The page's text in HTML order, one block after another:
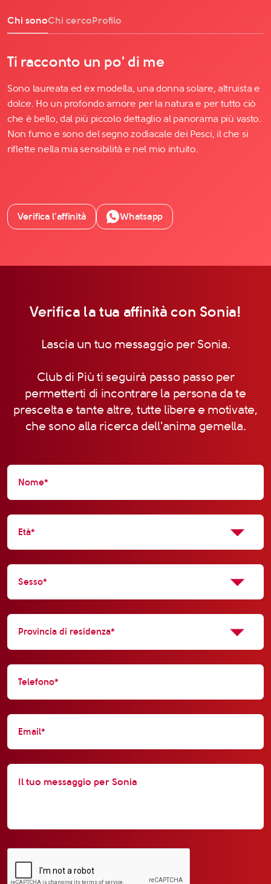
Chi sonoChi cercoProfilo
Ti racconto un po' di me
Sono laureata ed ex modella, una donna solare, altruista e
dolce. Ho un profondo amore per la natura e per tutto ciò
che è bello, dal più piccolo dettaglio al panorama più vasto.
Non fumo e sono del segno zodiacale dei Pesci, il che si
riflette nella mia sensibilità e nel mio intuito.
Verifica l’affinità Whatsapp
Verifica la tua affinità con Sonia!
Lascia un tuo messaggio per Sonia.
Club di Più ti seguirà passo passo per
permetterti di incontrare la persona da te
prescelta e tante altre, tutte libere e motivate,
che sono alla ricerca dell'anima gemella.